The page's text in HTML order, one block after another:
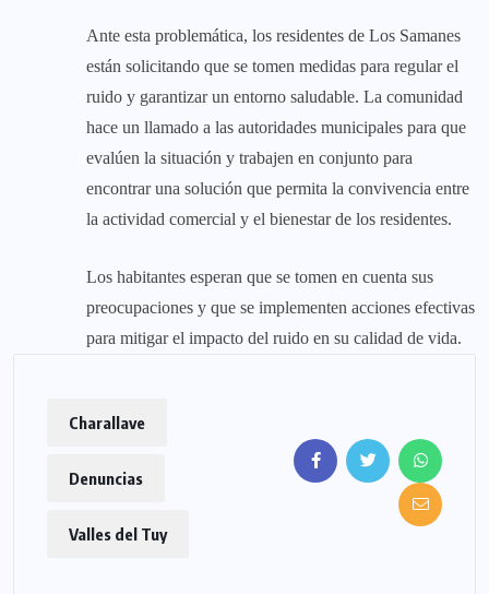
Ante esta problemática, los residentes de Los Samanes
están solicitando que se tomen medidas para regular el
ruido y garantizar un entorno saludable. La comunidad
hace un llamado a las autoridades municipales para que
evalúen la situación y trabajen en conjunto para
encontrar una solución que permita la convivencia entre
la actividad comercial y el bienestar de los residentes.
Los habitantes esperan que se tomen en cuenta sus
preocupaciones y que se implementen acciones efectivas
para mitigar el impacto del ruido en su calidad de vida.
Charallave
Denuncias
Valles del Tuy